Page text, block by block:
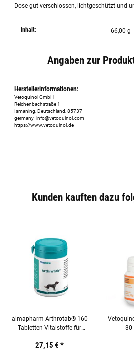
Dose gut verschlossen, lichtgeschützt und
Inhalt: 66,00 g
Angaben zur
Herstellerinformationen:
Vetoquinol GmbH
Reichenbachstraße 1
Ismaning, Deutschland, 85737
germany_info@vetoquinol.com
https://www.vetoquinol.de
Kunden kauften dazu
almapharm Arthrotab® 160
Tabletten Vitalstoffe für
27,15 € *
30